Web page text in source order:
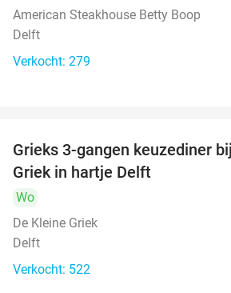
American Steakhouse Betty Boop
Delft
Verkocht: 279
Grieks 3-gangen keuzediner
Griek in hartje Delft
Wo
De Kleine Griek
Delft
Verkocht: 522